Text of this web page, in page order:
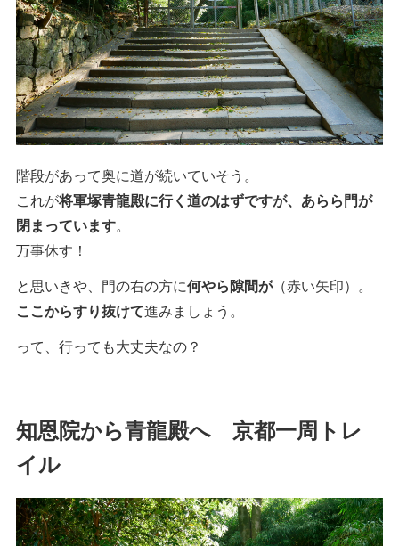
階段があって奥に道が続いていそう。
これが将軍塚青龍殿に行く道のはずですが、あらら門が
閉まっています。
万事休す！
と思いきや、門の右の方に何やら隙間が（赤い矢印）。
ここからすり抜けて進みましょう。
って、行っても大丈夫なの？
知恩院から青龍殿へ 京都一周トレ
イル